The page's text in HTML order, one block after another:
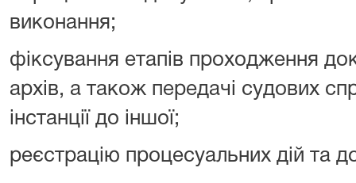
виконання;
фіксування етапів проходження
архів, а також передачі судових
інстанції до іншої;
реєстрацію процесуальних дій та